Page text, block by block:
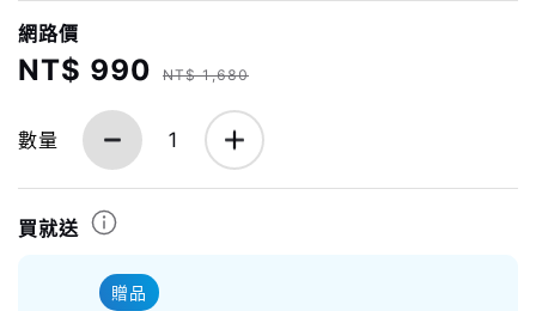
網路價
NT$ 990 NT$ 1,680
數量 1
買就送
贈品